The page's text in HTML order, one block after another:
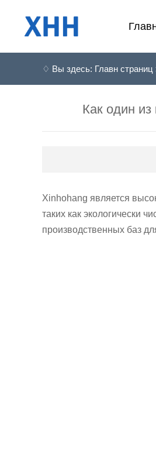
♢ Вы здесь: Главн страниц
Как один
Xinhohang является
таких как экологически
производственных баз